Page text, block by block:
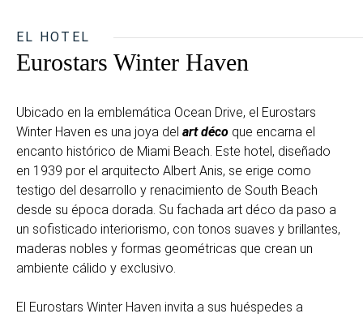
EL HOTEL
Eurostars Winter Haven
Ubicado en la emblemática Ocean Drive, el Eurostars
Winter Haven es una joya del art déco que encarna el
encanto histórico de Miami Beach. Este hotel, diseñado
en 1939 por el arquitecto Albert Anis, se erige como
testigo del desarrollo y renacimiento de South Beach
desde su época dorada. Su fachada art déco da paso a
un sofisticado interiorismo, con tonos suaves y brillantes,
maderas nobles y formas geométricas que crean un
ambiente cálido y exclusivo.
El Eurostars Winter Haven invita a sus huéspedes a